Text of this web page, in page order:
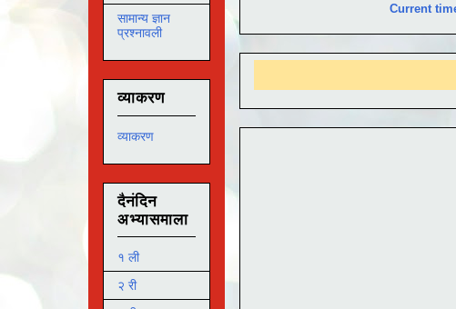
Current
सामान्य ज्ञान
प्रश्नावली
व्याकरण
व्याकरण
दैनंदिन
अभ्यासमाला
१ ली
२ री